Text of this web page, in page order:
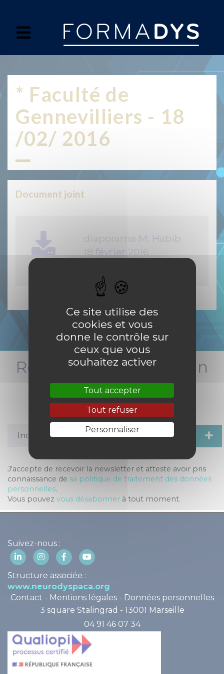
* Faculté de
Gennevilliers - 18
/02/ 2016
Document joint
diaporama M. Habib
18 février 2016
Restez informés en un
clic
J'accepte de recevoir la newsletter et atteste avoir pris
connaissance de sa politique de traitement des données
personnelles.
Vous pouvez vous désabonner à tout moment.
Suivez-nous :
Structure associée :
www.neurodyspaca.org
Contact - Mentions légales- Données personnelles
3 square Stalingrad - 13001 Marseille
04 91 46 07 34
Ce site utilise des
cookies et vous
donne le contrôle sur
ceux que vous
souhaitez activer
Tout accepter
Tout refuser
Personnaliser